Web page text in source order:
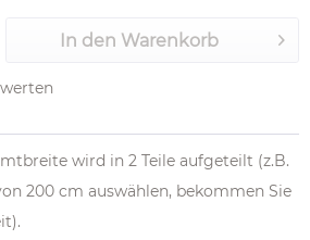
In den Warenkorb
wird in 2 Teile aufgeteilt (z.B.
200 cm auswählen, bekommen Sie